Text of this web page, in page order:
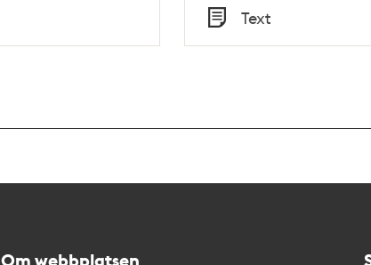
Tid
Typ
Text
Om webbplatsen